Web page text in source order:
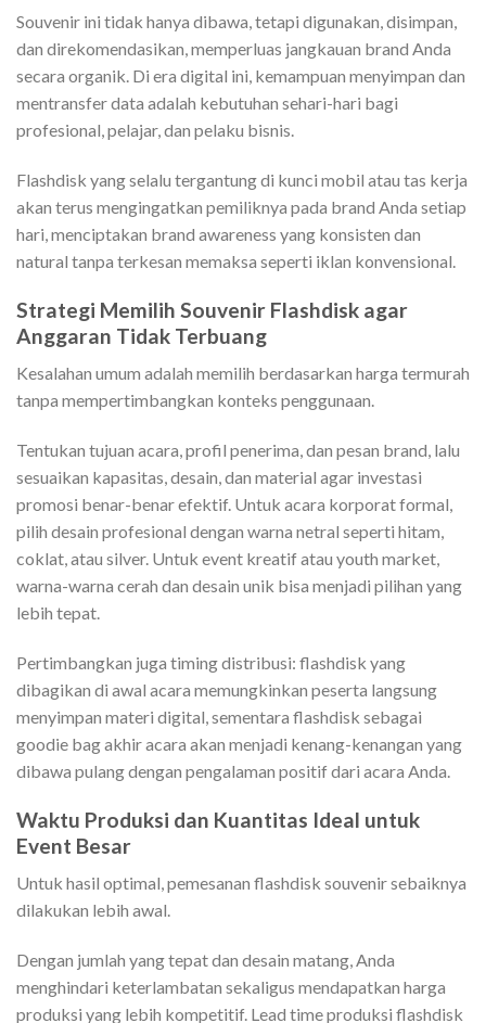
Souvenir ini tidak hanya dibawa, tetapi digunakan, disimpan,
dan direkomendasikan, memperluas jangkauan brand Anda
secara organik. Di era digital ini, kemampuan menyimpan dan
mentransfer data adalah kebutuhan sehari-hari bagi
profesional, pelajar, dan pelaku bisnis.
Flashdisk yang selalu tergantung di kunci mobil atau tas kerja
akan terus mengingatkan pemiliknya pada brand Anda setiap
hari, menciptakan brand awareness yang konsisten dan
natural tanpa terkesan memaksa seperti iklan konvensional.
Strategi Memilih Souvenir Flashdisk agar
Anggaran Tidak Terbuang
Kesalahan umum adalah memilih berdasarkan harga termurah
tanpa mempertimbangkan konteks penggunaan.
Tentukan tujuan acara, profil penerima, dan pesan brand, lalu
sesuaikan kapasitas, desain, dan material agar investasi
promosi benar-benar efektif. Untuk acara korporat formal,
pilih desain profesional dengan warna netral seperti hitam,
coklat, atau silver. Untuk event kreatif atau youth market,
warna-warna cerah dan desain unik bisa menjadi pilihan yang
lebih tepat.
Pertimbangkan juga timing distribusi: flashdisk yang
dibagikan di awal acara memungkinkan peserta langsung
menyimpan materi digital, sementara flashdisk sebagai
goodie bag akhir acara akan menjadi kenang-kenangan yang
dibawa pulang dengan pengalaman positif dari acara Anda.
Waktu Produksi dan Kuantitas Ideal untuk
Event Besar
Untuk hasil optimal, pemesanan flashdisk souvenir sebaiknya
dilakukan lebih awal.
Dengan jumlah yang tepat dan desain matang, Anda
menghindari keterlambatan sekaligus mendapatkan harga
produksi yang lebih kompetitif. Lead time produksi flashdisk